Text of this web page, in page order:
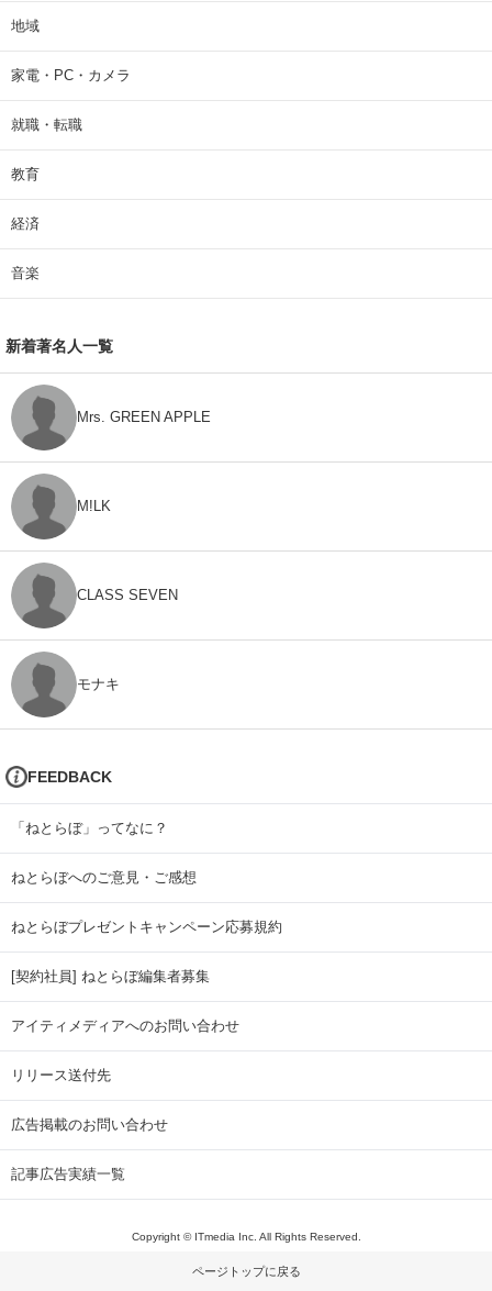
地域
家電・PC・カメラ
就職・転職
教育
経済
音楽
新着著名人一覧
Mrs. GREEN APPLE
M!LK
CLASS SEVEN
モナキ
FEEDBACK
「ねとらぼ」ってなに？
ねとらぼへのご意見・ご感想
ねとらぼプレゼントキャンペーン応募規約
[契約社員] ねとらぼ編集者募集
アイティメディアへのお問い合わせ
リリース送付先
広告掲載のお問い合わせ
記事広告実績一覧
Copyright © ITmedia Inc. All Rights Reserved.
ページトップに戻る